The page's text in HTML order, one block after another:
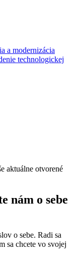
a modernizácia
technologickej
aktuálne otvorené
nám o sebe
o sebe. Radi sa
sa chcete vo svojej